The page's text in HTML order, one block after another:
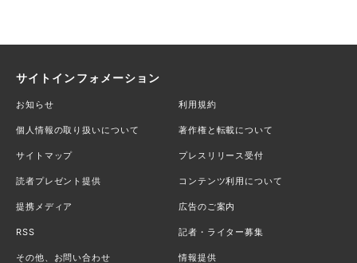
サイトインフォメーション
お知らせ 利用規約
個人情報の取り扱いについて 著作権と転載について
サイトマップ プレスリリース受付
読者プレゼント提供 コンテンツ利用について
提携メディア 広告のご案内
RSS 記者・ライター募集
その他、お問い合わせ 情報提供